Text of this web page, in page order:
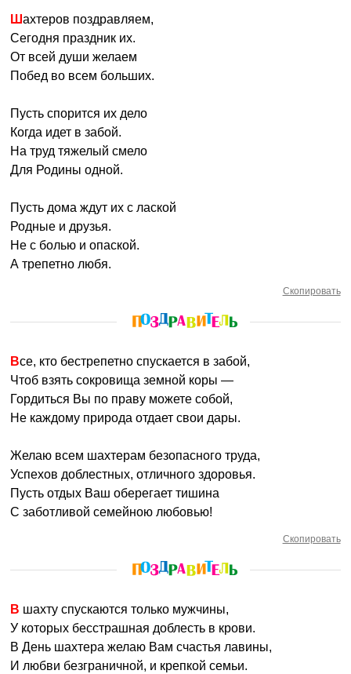
Шахтеров поздравляем,
Сегодня праздник их.
От всей души желаем
Побед во всем больших.
Пусть спорится их дело
Когда идет в забой.
На труд тяжелый смело
Для Родины одной.
Пусть дома ждут их с лаской
Родные и друзья.
Не с болью и опаской.
А трепетно любя.
Скопировать
Все, кто бестрепетно спускается в забой,
Чтоб взять сокровища земной коры —
Гордиться Вы по праву можете собой,
Не каждому природа отдает свои дары.
Желаю всем шахтерам безопасного труда,
Успехов доблестных, отличного здоровья.
Пусть отдых Ваш оберегает тишина
С заботливой семейною любовью!
Скопировать
В шахту спускаются только мужчины,
У которых бесстрашная доблесть в крови.
В День шахтера желаю Вам счастья лавины,
И любви безграничной, и крепкой семьи.